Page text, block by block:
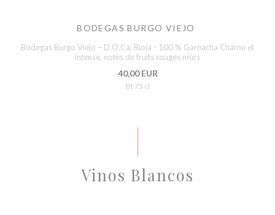
BODEGAS BURGO VIEJO
Bodegas Burgo Viejo – D.O.Ca. Rioja - 100 % Garnacha Charnu et
intense, notes de fruits rouges mûrs
40,00 EUR
Bt 75 cl
Vinos Blancos